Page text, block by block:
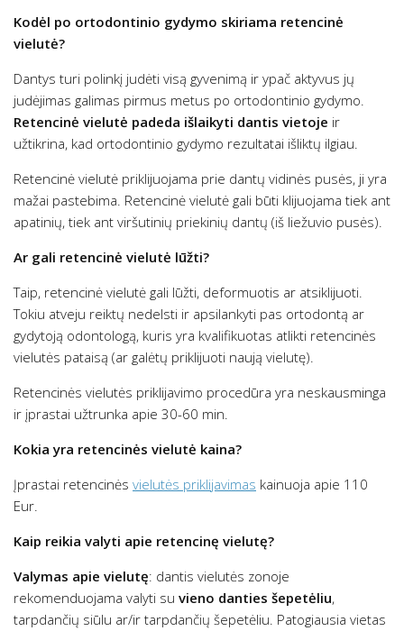
Kodėl po ortodontinio gydymo skiriama retencinė
vielutė?
Dantys turi polinkį judėti visą gyvenimą ir ypač aktyvus jų
judėjimas galimas pirmus metus po ortodontinio gydymo.
Retencinė vielutė padeda išlaikyti dantis vietoje ir
užtikrina, kad ortodontinio gydymo rezultatai išliktų ilgiau.
Retencinė vielutė priklijuojama prie dantų vidinės pusės, ji yra
mažai pastebima. Retencinė vielutė gali būti klijuojama tiek ant
apatinių, tiek ant viršutinių priekinių dantų (iš liežuvio pusės).
Ar gali retencinė vielutė lūžti?
Taip, retencinė vielutė gali lūžti, deformuotis ar atsiklijuoti.
Tokiu atveju reiktų nedelsti ir apsilankyti pas ortodontą ar
gydytoją odontologą, kuris yra kvalifikuotas atlikti retencinės
vielutės pataisą (ar galėtų priklijuoti naują vielutę).
Retencinės vielutės priklijavimo procedūra yra neskausminga
ir įprastai užtrunka apie 30-60 min.
Kokia yra retencinės vielutė kaina?
Įprastai retencinės vielutės priklijavimas kainuoja apie 110
Eur.
Kaip reikia valyti apie retencinę vielutę?
Valymas apie vielutę: dantis vielutės zonoje
rekomenduojama valyti su vieno danties šepetėliu,
tarpdančių siūlu ar/ir tarpdančių šepetėliu. Patogiausia vietas